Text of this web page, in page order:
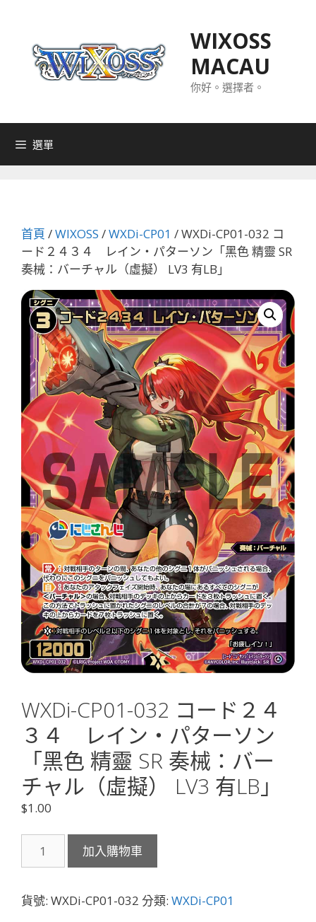
WIXOSS
MACAU
你好。選擇者。
選單
首頁 /WIXOSS /WXDi-CP01 / WXDi-CP01-032 コ
ード２４３４ レイン・パターソン「黑色 精靈 SR
奏械：バーチャル（虛擬） LV3 有LB」
WXDi-CP01-032 コード２４
３４ レイン・パターソン
「黑色 精靈 SR 奏械：バー
チャル（虛擬） LV3 有LB」
$1.00
CP01-
コ
加入購物車
貨號: WXDi-CP01-032 分類: WXDi-CP01